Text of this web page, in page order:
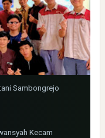
Sambongrejo
Kecam